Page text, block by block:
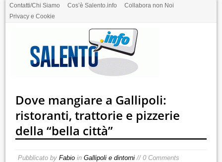
Contatti/Chi Siamo Cos’è Salento.info
Collabora non Noi
Privacy e Cookie
Dove mangiare a Gallipoli:
ristoranti, trattorie e pizzerie
della “bella città”
Pubblicato byFabio inGallipoli e dintorni // 0 Comments